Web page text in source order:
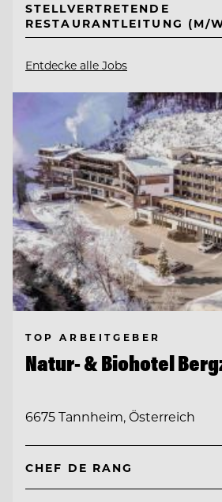
STELLVERTRETENDE
RESTAURANTLEITUNG (M/
Entdecke alle Jobs
TOP ARBEITGEBER
Natur- & Biohotel
6675 Tannheim, Österreich
CHEF DE RANG